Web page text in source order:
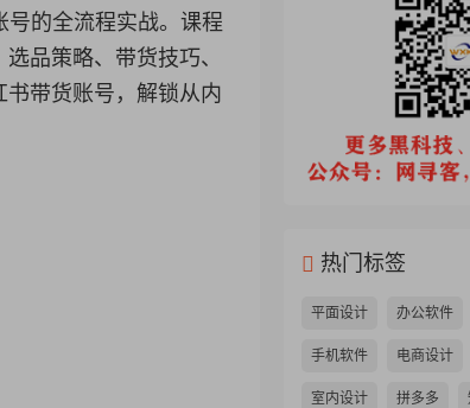
的全流程实战。课程
品策略、带货技巧、
带货账号，解锁从内
热门标签
平面设计 办公软件
手机软件 电商设计
室内设计 拼多多